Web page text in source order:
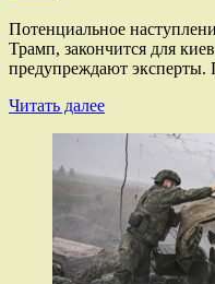
Потенциальное
Трамп, закончится для
предупреждают
Читать далееПрочитать
«Обернётся
очередной
катастрофой»:
как
в
России